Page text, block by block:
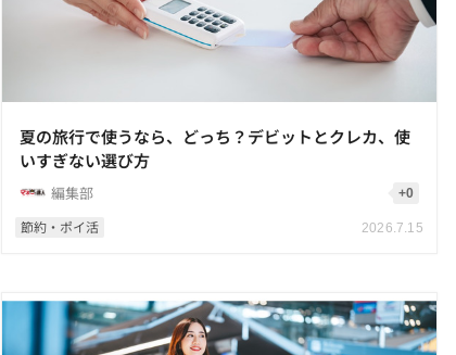
節約・ポイ活 2026.7.15
夏の旅行で使うなら、どっち？デビットとクレカ、使
いすぎない選び方
編集部 +0